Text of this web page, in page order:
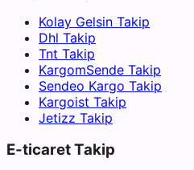
Kolay Gelsin Takip
Dhl Takip
Tnt Takip
KargomSende Takip
Sendeo Kargo Takip
Kargoist Takip
Jetizz Takip
E-ticaret Takip